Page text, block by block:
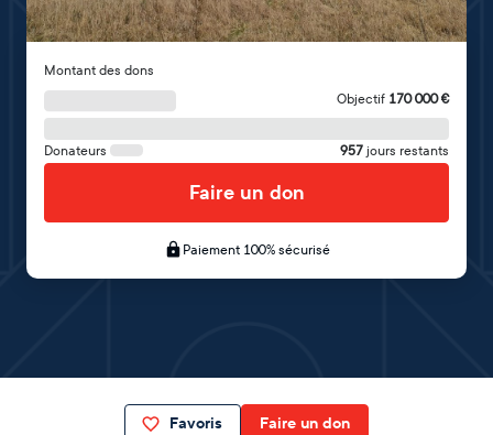
Montant des dons
Objectif 170 000€
Donateurs 957 jours restants
Faire un don
Paiement 100% sécurisé
Favoris Faire un don